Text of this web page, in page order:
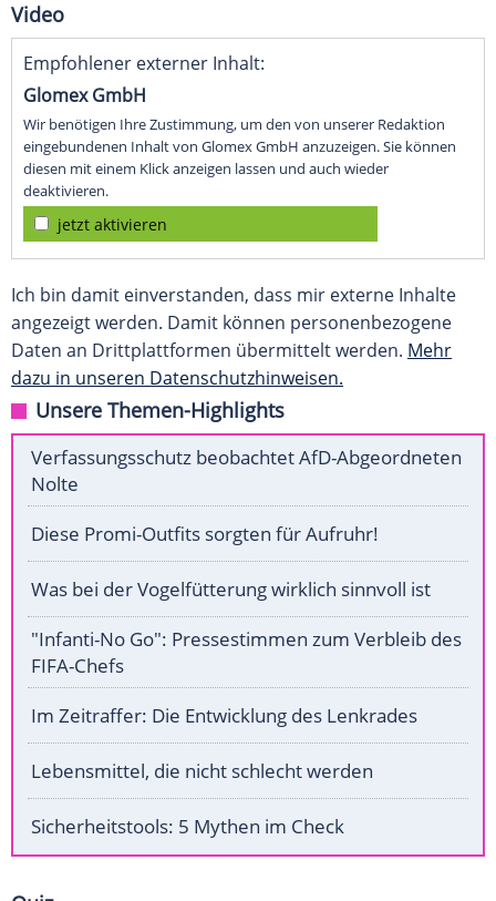
Video
Empfohlener externer Inhalt:
Glomex GmbH
Wir benötigen Ihre Zustimmung, um den von unserer Redaktion
eingebundenen Inhalt von Glomex GmbH anzuzeigen. Sie können
diesen mit einem Klick anzeigen lassen und auch wieder
deaktivieren.
jetzt aktivieren
Ich bin damit einverstanden, dass mir externe Inhalte
angezeigt werden. Damit können personenbezogene
Daten an Drittplattformen übermittelt werden. Mehr
dazu in unseren Datenschutzhinweisen.
Unsere Themen-Highlights
Verfassungsschutz beobachtet AfD-Abgeordneten
Nolte
Diese Promi-Outfits sorgten für Aufruhr!
Was bei der Vogelfütterung wirklich sinnvoll ist
"Infanti-No Go": Pressestimmen zum Verbleib des
FIFA-Chefs
Im Zeitraffer: Die Entwicklung des Lenkrades
Lebensmittel, die nicht schlecht werden
Sicherheitstools: 5 Mythen im Check